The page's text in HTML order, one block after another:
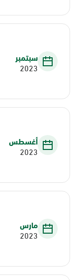
سبتمبر
2023
أغسطس
2023
مارس
2023